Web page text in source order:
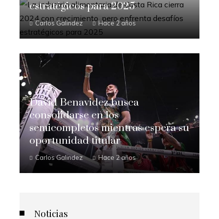
estratégicos para 2025
Carlos Galindez Hace 2 años
David Benavidez busca
consolidarse en los
semicompletos mientras espera su
oportunidad titular
Carlos Galindez Hace 2 años
Noticias